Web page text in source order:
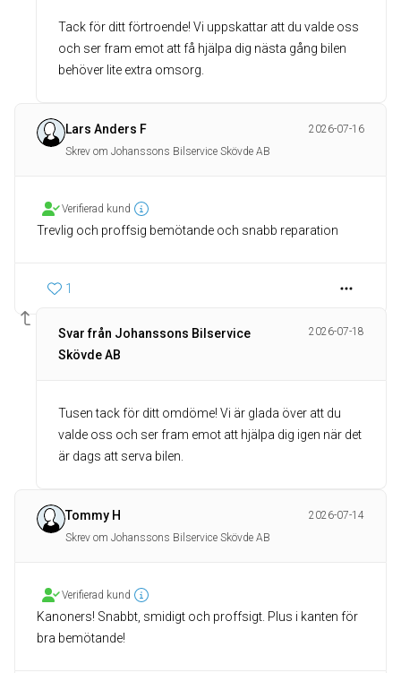
Tack för ditt förtroende! Vi uppskattar att du valde oss
och ser fram emot att få hjälpa dig nästa gång bilen
behöver lite extra omsorg.
Lars Anders F
2026-07-16
Skrev om Johanssons Bilservice Skövde AB
Verifierad kund
Trevlig och proffsig bemötande och snabb reparation
1
Svar från Johanssons Bilservice
Skövde AB
2026-07-18
Tusen tack för ditt omdöme! Vi är glada över att du
valde oss och ser fram emot att hjälpa dig igen när det
är dags att serva bilen.
Tommy H
2026-07-14
Skrev om Johanssons Bilservice Skövde AB
Verifierad kund
Kanoners! Snabbt, smidigt och proffsigt. Plus i kanten för
bra bemötande!